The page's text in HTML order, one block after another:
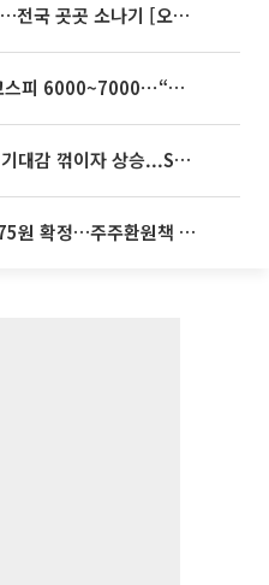
35도 안팎 무더위 이어져…전국 곳곳 소나기 [오늘 날씨]
[주간증시전망] 다음주 코스피 6000~7000⋯“外人 수급은 정책이 변수”
뉴욕증시, 연준 금리인상 기대감 꺾이자 상승...S&P500 사상 최고치 [종합]
SK하이닉스, 분기배당 375원 확정…주주환원책 9월로 앞당겨 발표